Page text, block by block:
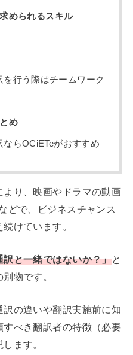
められるスキル
行う際はチームワーク
め
らOCiETeがおすすめ
り、映画やドラマの動画
どで、ビジネスチャンス
けています。
と一緒ではないか？」と
物です。
の違いや翻訳実施前に知
べき翻訳者の特徴（必要
ます。